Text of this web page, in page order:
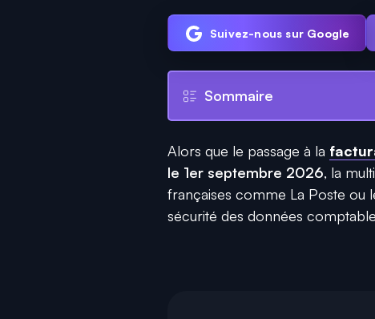
Suivez-nous sur Google
Sommaire
Alors que le passage à la
le 1er septembre 2026, la
françaises comme La Poste ou
sécurité des données